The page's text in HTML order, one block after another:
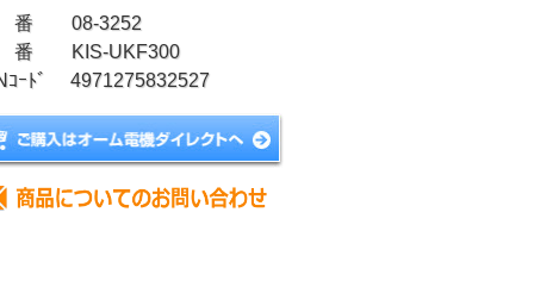
番 08-3252
番 KIS-UKF300
ｺｰﾄﾞ 4971275832527